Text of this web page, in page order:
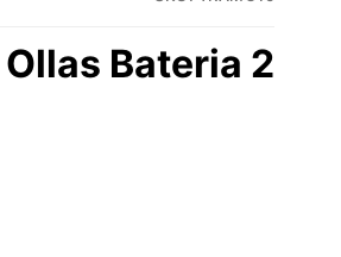
Bateria 2